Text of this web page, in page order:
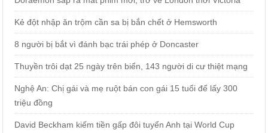
Kẻ đột nhập ăn trộm cần sa bị bắn chết ở Hemsworth
8 người bị bắt vì đánh bạc trái phép ở Doncaster
Thuyền trôi dạt 25 ngày trên biển, 143 người di cư thiệt mạng
Nghệ An: Chị gái và mẹ ruột bán con gái 15 tuổi để lấy 300
triệu đồng
David Beckham kiếm tiền gấp đôi tuyển Anh tại World Cup